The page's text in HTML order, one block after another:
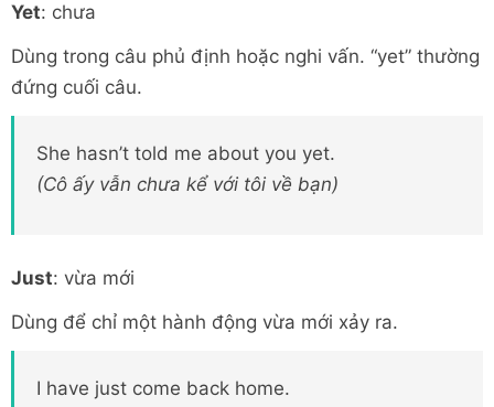
Yet: chưa
Dùng trong câu phủ định hoặc nghi vấn. “yet” thường
đứng cuối câu.
She hasn’t told me about you yet.
(Cô ấy vẫn chưa kể với tôi về bạn)
Just: vừa mới
Dùng để chỉ một hành động vừa mới xảy ra.
I have just come back home.